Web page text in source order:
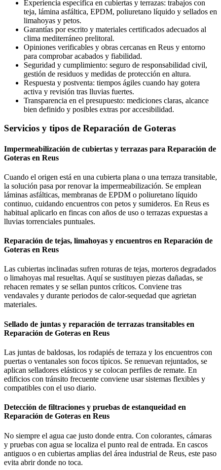
Experiencia específica en cubiertas y terrazas: trabajos con
teja, lámina asfáltica, EPDM, poliuretano líquido y sellados en
limahoyas y petos.
Garantías por escrito y materiales certificados adecuados al
clima mediterráneo prelitoral.
Opiniones verificables y obras cercanas en Reus y entorno
para comprobar acabados y fiabilidad.
Seguridad y cumplimiento: seguro de responsabilidad civil,
gestión de residuos y medidas de protección en altura.
Respuesta y postventa: tiempos ágiles cuando hay gotera
activa y revisión tras lluvias fuertes.
Transparencia en el presupuesto: mediciones claras, alcance
bien definido y posibles extras por accesibilidad.
Servicios y tipos de Reparación de Goteras
Impermeabilización de cubiertas y terrazas para Reparación de
Goteras en Reus
Cuando el origen está en una cubierta plana o una terraza transitable,
la solución pasa por renovar la impermeabilización. Se emplean
láminas asfálticas, membranas de EPDM o poliuretano líquido
continuo, cuidando encuentros con petos y sumideros. En Reus es
habitual aplicarlo en fincas con años de uso o terrazas expuestas a
lluvias torrenciales puntuales.
Reparación de tejas, limahoyas y encuentros en Reparación de
Goteras en Reus
Las cubiertas inclinadas sufren roturas de tejas, morteros degradados
o limahoyas mal resueltas. Aquí se sustituyen piezas dañadas, se
rehacen remates y se sellan puntos críticos. Conviene tras
vendavales y durante periodos de calor-sequedad que agrietan
materiales.
Sellado de juntas y reparación de terrazas transitables en
Reparación de Goteras en Reus
Las juntas de baldosas, los rodapiés de terraza y los encuentros con
puertas o ventanales son focos típicos. Se renuevan rejuntados, se
aplican selladores elásticos y se colocan perfiles de remate. En
edificios con tránsito frecuente conviene usar sistemas flexibles y
compatibles con el uso diario.
Detección de filtraciones y pruebas de estanqueidad en
Reparación de Goteras en Reus
No siempre el agua cae justo donde entra. Con colorantes, cámaras
y pruebas con agua se localiza el punto real de entrada. En cascos
antiguos o en cubiertas amplias del área industrial de Reus, este paso
evita abrir donde no toca.